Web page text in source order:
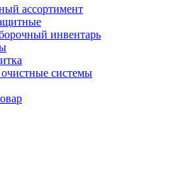
ассортимент
инвентарь
системы